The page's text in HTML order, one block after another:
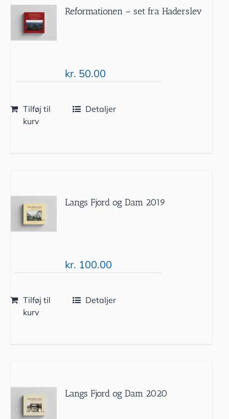
Reformationen – set fra Haderslev
kr. 50.00
Tilføj til
kurv
Detaljer
Langs Fjord og Dam 2019
kr. 100.00
Tilføj til
kurv
Detaljer
Langs Fjord og Dam 2020